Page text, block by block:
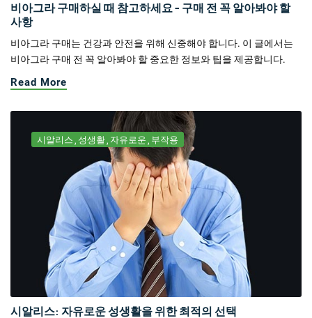
비아그라 구매하실 때 참고하세요 - 구매 전 꼭 알아봐야 할
사항
비아그라 구매는 건강과 안전을 위해 신중해야 합니다. 이 글에서는
비아그라 구매 전 꼭 알아봐야 할 중요한 정보와 팁을 제공합니다.
Read More
시알리스 성생활 자유로운 부작용
시알리스: 자유로운 성생활을 위한 최적의 선택